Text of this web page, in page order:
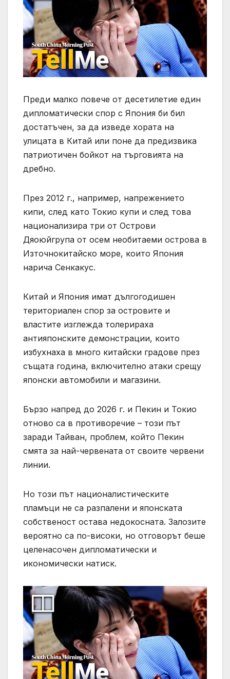
Преди малко повече от десетилетие един
дипломатически спор с Япония би бил
достатъчен, за да изведе хората на
улицата в Китай или поне да предизвика
патриотичен бойкот на търговията на
дребно.
През 2012 г., например, напрежението
кипи, след като Токио купи и след това
национализира три от Острови
Дяоюйгрупа от осем необитаеми острова в
Източнокитайско море, които Япония
нарича Сенкакус.
Китай и Япония имат дългогодишен
териториален спор за островите и
властите изглежда толерираха
антияпонските демонстрации, които
избухнаха в много китайски градове през
същата година, включително атаки срещу
японски автомобили и магазини.
Бързо напред до 2026 г. и Пекин и Токио
отново са в противоречие – този път
заради Тайван, проблем, който Пекин
смята за най-червената от своите червени
линии.
Но този път националистическите
пламъци не са разпалени и японската
собственост остава недокосната. Залозите
вероятно са по-високи, но отговорът беше
целенасочен дипломатически и
икономически натиск.